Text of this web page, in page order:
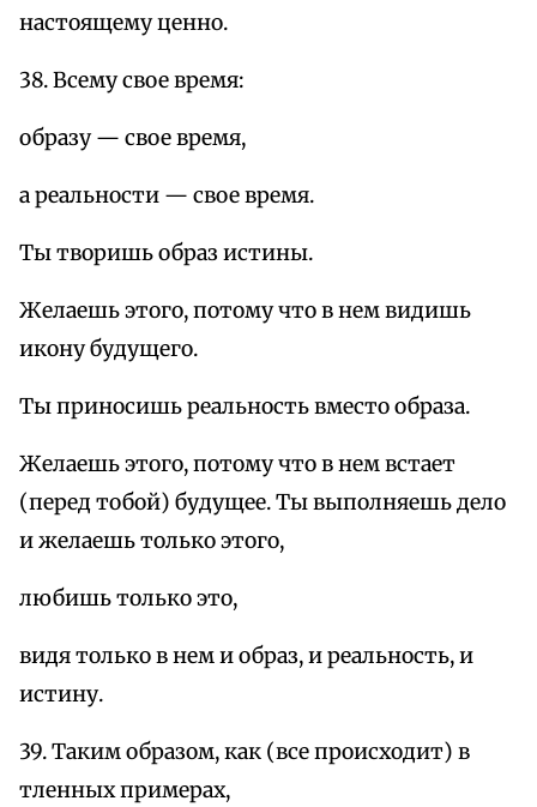
настоящему ценно.
38. Всему свое время:
образу — свое время,
а реальности — свое время.
Ты творишь образ истины.
Желаешь этого, потому что в нем видишь
икону будущего.
Ты приносишь реальность вместо образа.
Желаешь этого, потому что в нем встает
(перед тобой) будущее. Ты выполняешь дело
и желаешь только этого,
любишь только это,
видя только в нем и образ, и реальность, и
истину.
39. Таким образом, как (все происходит) в
тленных примерах,